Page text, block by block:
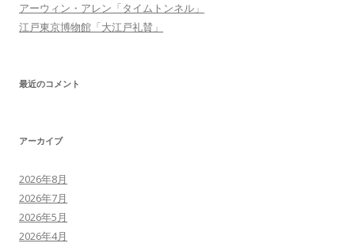
アーウィン・アレン「タイムトンネル」
江戸東京博物館「大江戸礼賛」
最近のコメント
アーカイブ
2026年8月
2026年7月
2026年5月
2026年4月